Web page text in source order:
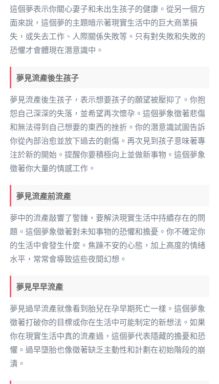
這個夢表示你關心妻子和未出生孩子的健康。從另一個方
面來說，這個夢的主題暗示著現實生活中的巨大商業損
失，或失去工作、人際關係失敗等。只有對失敗和失敗的
恐懼才會體現在潛意識中。
夢見流產後生孩子
夢見流產後生孩子，表示想要孩子的願望被壓抑了。你抱
怨自己深深的失落，並希望再次懷孕。這個夢象徵著悲傷
和無法得到自己想要的東西的挫折。你的潛意識試圖告訴
你從內部治愈並放下過去的創傷。再次見到孩子意味著專
注於新的開始。提醒你要積極向上並做新事物。這個夢象
徵著你大量的情感工作。
夢見流產前流產
夢中的流產敲響了警鐘，要解決現實生活中持續存在的問
題。這個夢象徵著對未知事物的恐懼和擔憂。你不確定你
的生活中會發生什麼。焦躁不安的心態，加上高度的情緒
水平，常常會導致這些夜間幻想。
夢見早早流產
夢見過早流產就像看到胎兒在孕早期死亡一樣。這個夢象
徵著打破你的目標或你在生活中可能制定的新想法。如果
你在現實生活中真的流產過，這個夢代表隱藏的擔憂和恐
懼。過早墮胎也像徵著缺乏主動性和計劃在初始階段的崩
潰。